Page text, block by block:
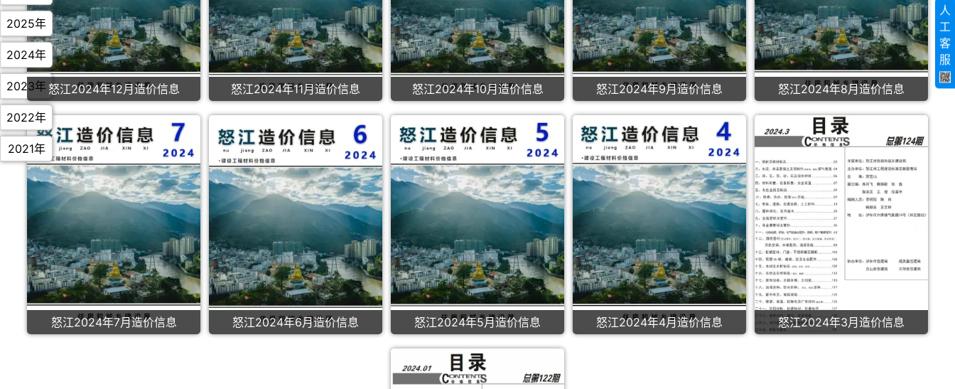
怒江2024年12月造价信息 怒江2024年11月造价信息 怒江2024年10月造价信息 怒江2024年9月造价信息 怒江2024年8月造价信息
怒江2024年7月造价信息 怒江2024年6月造价信息 怒江2024年5月造价信息 怒江2024年4月造价信息 怒江2024年3月造价信息
2025年
2024年
2023年
2022年
2021年
人
工
客
服